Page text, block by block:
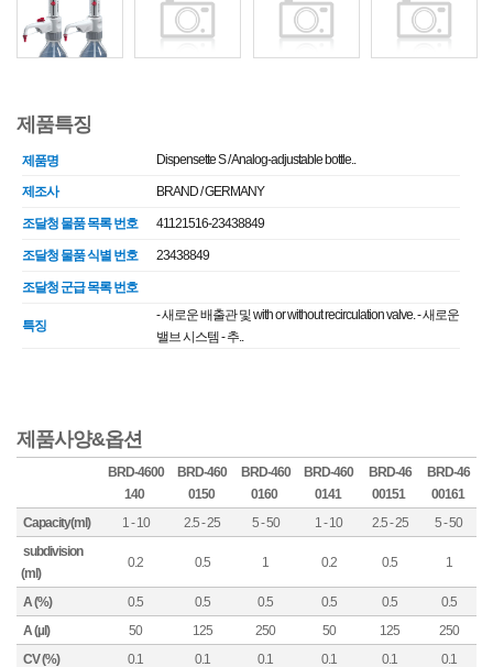
제품특징
제품명 Dispensette S / Analog-adjustable bottle..
제조사 BRAND / GERMANY
조달청 물품 목록 번호 41121516-23438849
조달청 물품 식별 번호 23438849
조달청 군급 목록 번호
특징
- 새로운 배출관 및 with or without recirculation valve. - 새로운
밸브 시스템 - 추..
제품사양&옵션
BRD-4600
140
BRD-460
0150
BRD-460
0160
BRD-460
0141
BRD-46
00151
BRD-46
00161
Capacity(ml)
1 - 10 2.5 - 25 5 - 50 1 - 10 2.5 - 25
5 - 50
subdivision
(ml)
0.2 0.5 1 0.2 0.5 1
A (%) 0.5 0.5 0.5 0.5 0.5
0.5
A (µl)
50 125 250 50 125
250
CV (%)
0.1 0.1 0.1 0.1 0.1
0.1